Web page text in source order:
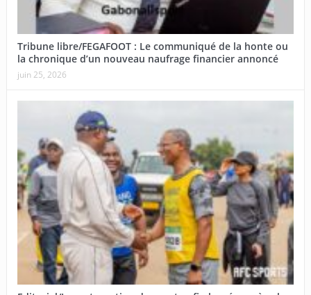
Tribune libre/FEGAFOOT : Le communiqué de la honte ou
la chronique d’un nouveau naufrage financier annoncé
juin 25, 2026